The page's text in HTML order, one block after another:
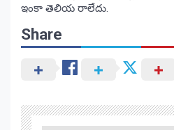
ఇంకా తెలియ రాలేదు.
Share